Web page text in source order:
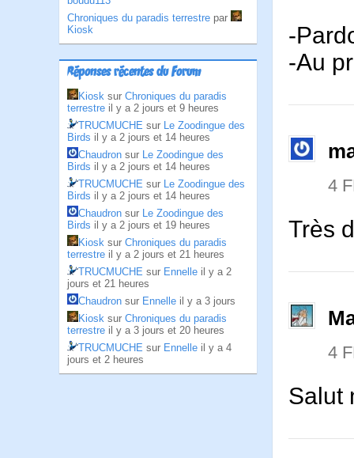
Chroniques du paradis terrestre par
Kiosk
Réponses récentes du Forum
Kiosk sur Chroniques du paradis
terrestre il y a 2 jours et 9 heures
TRUCMUCHE sur Le Zoodingue des
Birds il y a 2 jours et 14 heures
Chaudron sur Le Zoodingue des
Birds il y a 2 jours et 14 heures
TRUCMUCHE sur Le Zoodingue des
Birds il y a 2 jours et 14 heures
Chaudron sur Le Zoodingue des
Birds il y a 2 jours et 19 heures
Kiosk sur Chroniques du paradis
terrestre il y a 2 jours et 21 heures
TRUCMUCHE sur Ennelle il y a 2
jours et 21 heures
Chaudron sur Ennelle il y a 3 jours
Kiosk sur Chroniques du paradis
terrestre il y a 3 jours et 20 heures
TRUCMUCHE sur Ennelle il y a 4
jours et 2 heures
-
-Au
4
Très
4
Salut